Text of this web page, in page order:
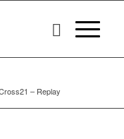
– Replay